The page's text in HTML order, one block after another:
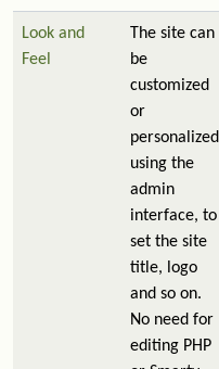
Look and
Feel
The site can
be
customized
or
personalized
using the
admin
interface, to
set the site
title, logo
and so on.
No need for
editing PHP